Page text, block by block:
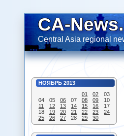
CA-
Central Asia regional
НОЯБРЬ 2013
01
02
03
04
05 06 07 08 09
10
11
12 13 14 15 16
17
18
19 20 21 22 23
24
25
26 27 28 29 30